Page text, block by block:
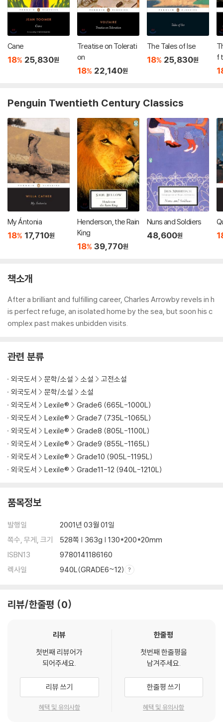
Cane
18% 25,830원
Treatise on Tolerati
on
18% 22,140원
The Tales of Ise
18% 25,830원
f
n
Penguin Twentieth Century Classics
My Ántonia
18% 17,710원
Henderson, the Rain
King
18% 39,770원
Nuns and Soldiers
48,600원
책소개
After a brilliant and fulfilling career, Charles Arrowby revels in h
is perfect refuge, an isolated home by the sea, but soon his c
omplex past makes unbidden visits.
관련 분류
외국도서 문학/소설 소설
고전소설
외국도서
문학/소설
소설
외국도서
Lexile®
Grade6 (665L-1000L)
외국도서
Lexile®
Grade7 (735L-1065L)
외국도서
Lexile®
Grade8 (805L-1100L)
외국도서
Lexile®
Grade9 (855L-1165L)
외국도서
Lexile®
Grade10 (905L-1195L)
외국도서
Lexile® Grade11-12 (940L-1210L)
품목정보
발행일
2001년 03월 01일
쪽수, 무게, 크기
528쪽 | 363g | 130*200*20mm
ISBN13
9780141186160
렉사일
940L(GRADE6~12)
리뷰/한줄평 0
리뷰
첫번째 리뷰어가
되어주세요.
리뷰 쓰기
혜택 및 유의사항
한줄평
첫번째 한줄평을
남겨주세요.
한줄평 쓰기
혜택 및 유의사항